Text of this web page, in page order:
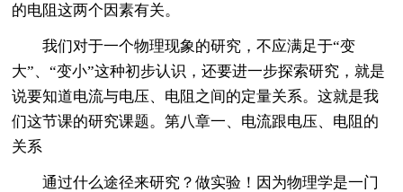
的电阻这两个因素有关。
我们对于一个物理现象的研究，不应满足于“变
大”、“变小”这种初步认识，还要进一步探索研究，就是
说要知道电流与电压、电阻之间的定量关系。这就是我
们这节课的研究课题。第八章一、电流跟电压、电阻的
关系
通过什么途径来研究？做实验！因为物理学是一门